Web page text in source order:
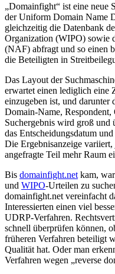
„Domainfight“ ist eine neue
der Uniform Domain Name
gleichzeitig die Datenbank
Organization (WIPO) sowie
(NAF) abfragt und so einen
die Beteiligten in
Das Layout der
erwartet einen lediglich eine
einzugeben ist, und
Domain-Name,
Suchergebnis wird groß und
das Entscheidungsdatum
Die Ergebnisanzeige
angefragte Teil mehr Raum
Bis domainfight.net kam,
und WIPO-Urteilen zu
domainfight.net vereinfacht
Interessierten einen viel
UDRP-Verfahren.
schnell überprüfen können,
früheren Verfahren beteiligt
Qualität hat. Oder man
Verfahren wegen „reverse